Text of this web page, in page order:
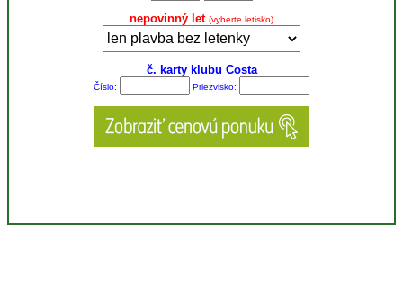
nepovinný let (vyberte letisko)
č. karty klubu Costa
Číslo: Priezvisko: